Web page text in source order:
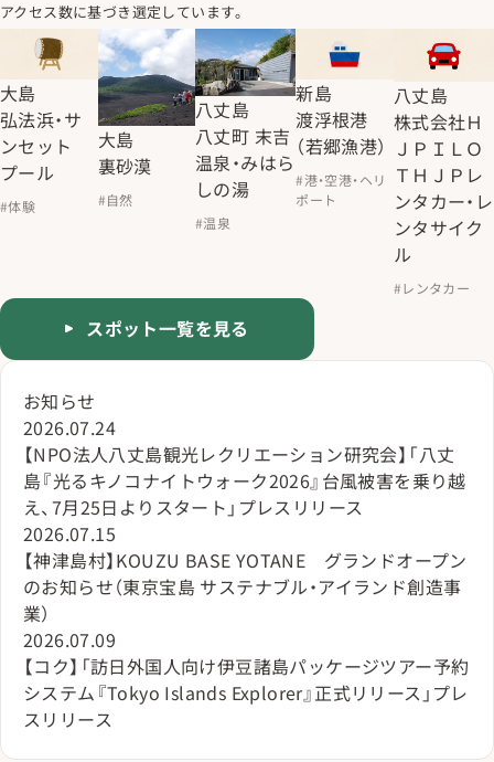
アクセス数に基づき選定しています。
大島
弘法浜・サ
ンセット
プール
#体験
大島
裏砂漠
#自然
八丈島
八丈町 末吉
温泉・みはら
しの湯
#温泉
新島
渡浮根港
（若郷漁港）
#港・空港・ヘリ
ポート
八丈島
株式会社Ｈ
ＪＰＩＬＯ
ＴＨＪＰレ
ンタカー・レ
ンタサイク
ル
#レンタカー
スポット一覧を見る
お知らせ
2026.07.24
【NPO法人八丈島観光レクリエーション研究会】「八丈
島『光るキノコナイトウォーク2026』台風被害を乗り越
え、7月25日よりスタート」プレスリリース
2026.07.15
【神津島村】KOUZU BASE YOTANE グランドオープン
のお知らせ（東京宝島 サステナブル・アイランド創造事
業）
2026.07.09
【コク】「訪日外国人向け伊豆諸島パッケージツアー予約
システム『Tokyo Islands Explorer』正式リリース」プレ
スリリース